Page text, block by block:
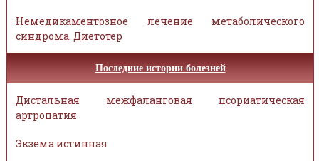
Немедикаментозное лечение метаболического
синдрома. Диетотер
Последние истории болезней
Дистальная межфаланговая псориатическая
артропатия
Экзема истинная